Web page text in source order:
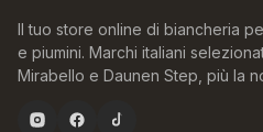
Il tuo store online di biancheria
e piumini. Marchi italiani
Mirabello e Daunen Step, più la